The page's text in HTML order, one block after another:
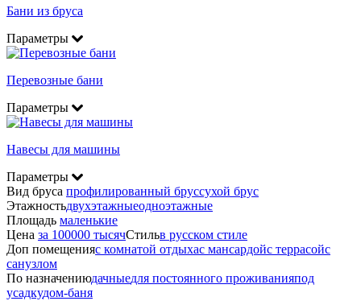
Бани из бруса
Параметры
Перевозные бани
Параметры
Навесы для машины
Параметры
Вид бруса профилированный бруссухой брус
Этажностьдвухэтажныеодноэтажные
Площадь маленькие
Цена за 100000 тысячСтильв русском стиле
Доп помещенияс комнатой отдыхас мансардойс террасойс
санузлом
По назначениюдачныедля постоянного проживанияпод
усадкудом-баня